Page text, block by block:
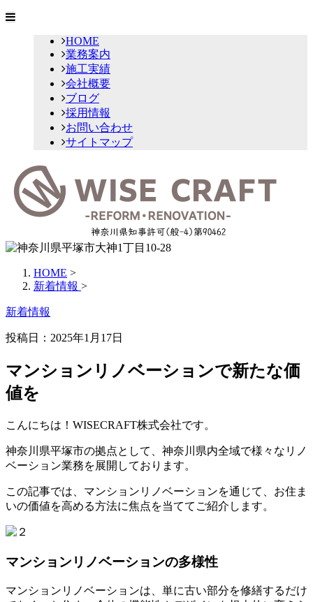
HOME
業務案内
施工実績
会社概要
ブログ
採用情報
お問い合わせ
サイトマップ
HOME >
新着情報 >
新着情報
投稿日： 2025年1月17日
マンションリノベーションで新たな価
値を
こんにちは！WISECRAFT株式会社です。
神奈川県平塚市の拠点として、神奈川県内全域で様々なリノ
ベーション業務を展開しております。
この記事では、マンションリノベーションを通じて、お住ま
いの価値を高める方法に焦点を当ててご紹介します。
マンションリノベーションの多様性
マンションリノベーションは、単に古い部分を修繕するだけ